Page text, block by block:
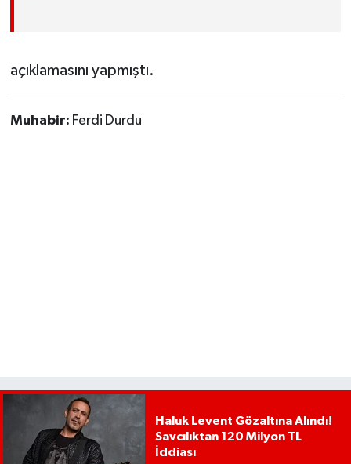
açıklamasını yapmıştı.
Muhabir: Ferdi Durdu
Haluk Levent Gözaltına Alındı!
Savcılıktan 120 Milyon TL
İddiası